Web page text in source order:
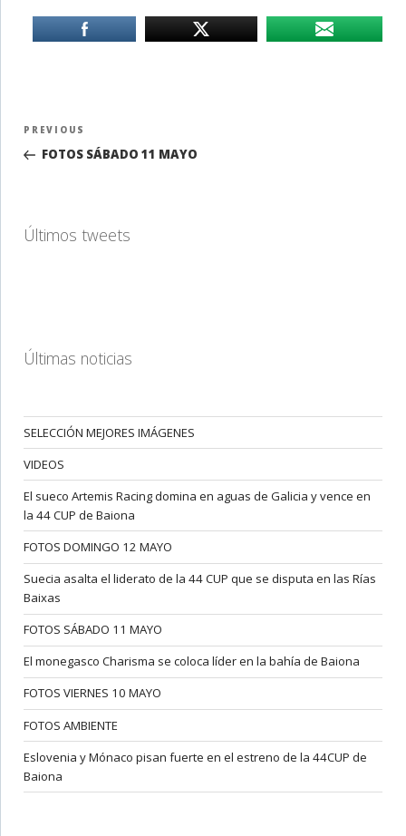
Navegación
entradas
Previous
Post
PREVIOUS
FOTOS SÁBADO 11 MAYO
Últimos tweets
Últimas noticias
SELECCIÓN MEJORES IMÁGENES
VIDEOS
El sueco Artemis Racing domina en aguas de Galicia y vence en
la 44 CUP de Baiona
FOTOS DOMINGO 12 MAYO
Suecia asalta el liderato de la 44 CUP que se disputa en las Rías
Baixas
FOTOS SÁBADO 11 MAYO
El monegasco Charisma se coloca líder en la bahía de Baiona
FOTOS VIERNES 10 MAYO
FOTOS AMBIENTE
Eslovenia y Mónaco pisan fuerte en el estreno de la 44CUP de
Baiona